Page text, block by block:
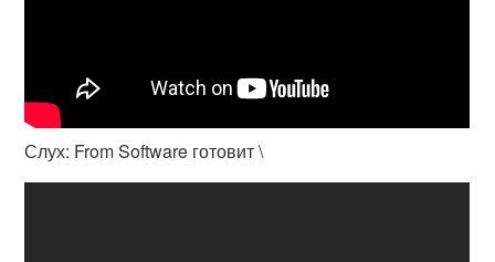
Слух: From Software готовит \